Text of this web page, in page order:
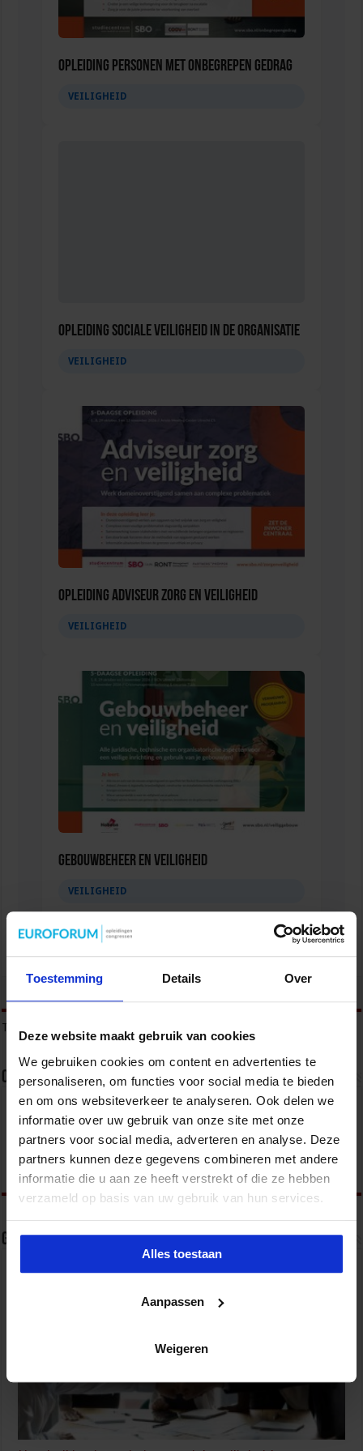
Toestemming Details Over
Deze website maakt gebruik van cookies
We gebruiken cookies om content en advertenties te
personaliseren, om functies voor social media te bieden
en om ons websiteverkeer te analyseren. Ook delen we
informatie over uw gebruik van onze site met onze
partners voor social media, adverteren en analyse. Deze
partners kunnen deze gegevens combineren met andere
informatie die u aan ze heeft verstrekt of die ze hebben
verzameld op basis van uw gebruik van hun services.
Alles toestaan
Aanpassen
Weigeren
Opleiding Personen met onbegrepen gedrag
VEILIGHEID
Opleiding Sociale Veiligheid in de Organisatie
VEILIGHEID
Opleiding Adviseur zorg en veiligheid
VEILIGHEID
Gebouwbeheer en veiligheid
VEILIGHEID
Tags
Over sbo
Het Studiecentrum voor Bedrijf en Overheid (SBO)
organiseert jaarlijks zo’n 200 opleidingen en
congressen over o.a. onderwijs, veiligheid, milieu
& RO, zorg, bouw & infra en overheid.
Gerelateerde Artikelen